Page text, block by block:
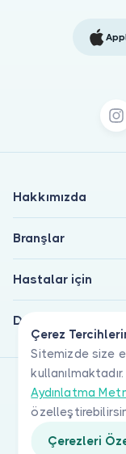
Çerez
Sitemizde size
Aydınlatma
Çerezleri
Hakkımızda
Branşlar
Hastalar için
Doktorlar için